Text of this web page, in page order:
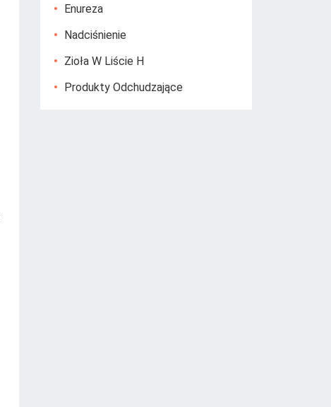
Enureza
Nadciśnienie
Zioła W Liście H
Produkty Odchudzające